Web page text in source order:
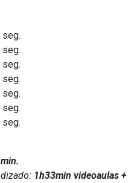
seg.
seg.
seg.
seg.
seg.
seg.
seg.
1h33min videoaulas